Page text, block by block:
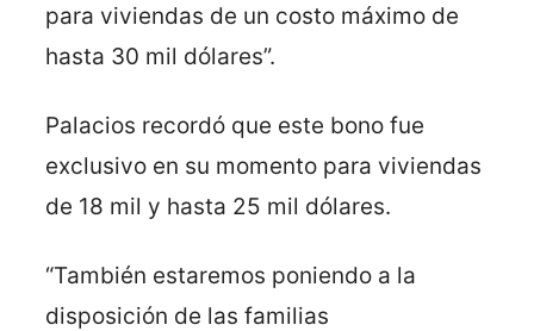
para viviendas de un costo máximo de
hasta 30 mil dólares”.
Palacios recordó que este bono fue
exclusivo en su momento para viviendas
de 18 mil y hasta 25 mil dólares.
“También estaremos poniendo a la
disposición de las familias